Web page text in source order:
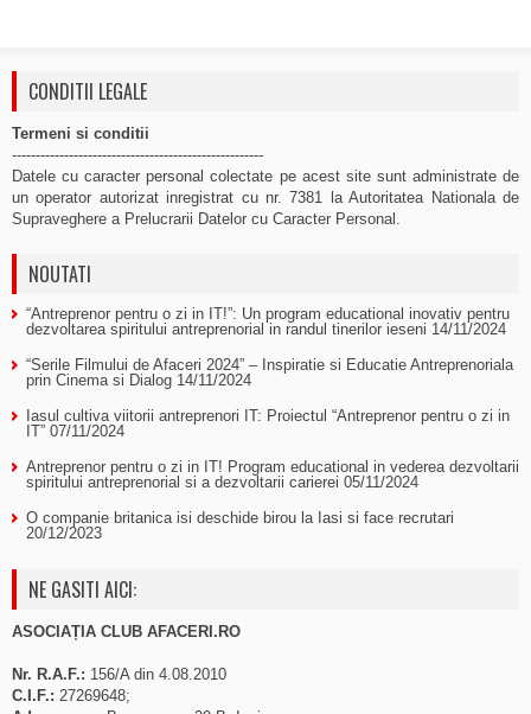
CONDITII LEGALE
Termeni si conditii
-----------------------------------------------------
Datele cu caracter personal colectate pe acest site sunt administrate de
un operator autorizat inregistrat cu nr. 7381 la Autoritatea Nationala de
Supraveghere a Prelucrarii Datelor cu Caracter Personal.
NOUTATI
“Antreprenor pentru o zi in IT!”: Un program educational inovativ pentru
dezvoltarea spiritului antreprenorial in randul tinerilor ieseni 14/11/2024
“Serile Filmului de Afaceri 2024” – Inspiratie si Educatie Antreprenoriala
prin Cinema si Dialog 14/11/2024
Iasul cultiva viitorii antreprenori IT: Proiectul “Antreprenor pentru o zi in
IT” 07/11/2024
Antreprenor pentru o zi in IT! Program educational in vederea dezvoltarii
spiritului antreprenorial si a dezvoltarii carierei 05/11/2024
O companie britanica isi deschide birou la Iasi si face recrutari
20/12/2023
NE GASITI AICI:
ASOCIAȚIA CLUB AFACERI.RO
Nr. R.A.F.: 156/A din 4.08.2010
C.I.F.: 27269648;